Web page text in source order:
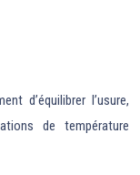
d’équilibrer l’usure,
de température